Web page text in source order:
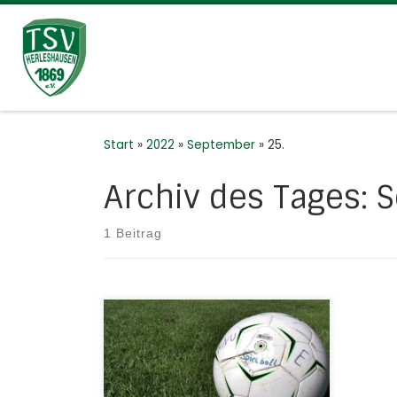
Zum Inhalt springen
Start » 2022 » September » 25.
Archiv des Tages:
1 Beitrag
F-Jugend gewinnt hoch in Sontra!
Die neuformierte F-Jugend
konnte am Sonntag gegen die
JSG